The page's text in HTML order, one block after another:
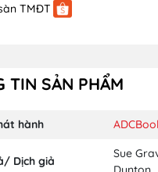
TMĐT
TIN SẢN PHẨM
hành
Dịch giả
Sue